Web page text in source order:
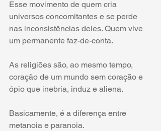
Esse movimento de quem cria
universos concomitantes e se perde
nas inconsistências deles. Quem vive
um permanente faz-de-conta.
As religiões são, ao mesmo tempo,
coração de um mundo sem coração e
ópio que inebria, induz e aliena.
Basicamente, é a diferença entre
metanoia e paranoia.